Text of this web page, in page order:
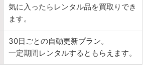
気に入ったらレンタル品を買取りでき
ます。
30日ごとの自動更新プラン。
一定期間レンタルするともらえます。